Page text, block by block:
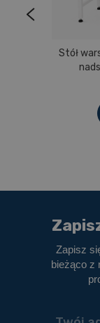
Stół
Zapisz
bieżąco z